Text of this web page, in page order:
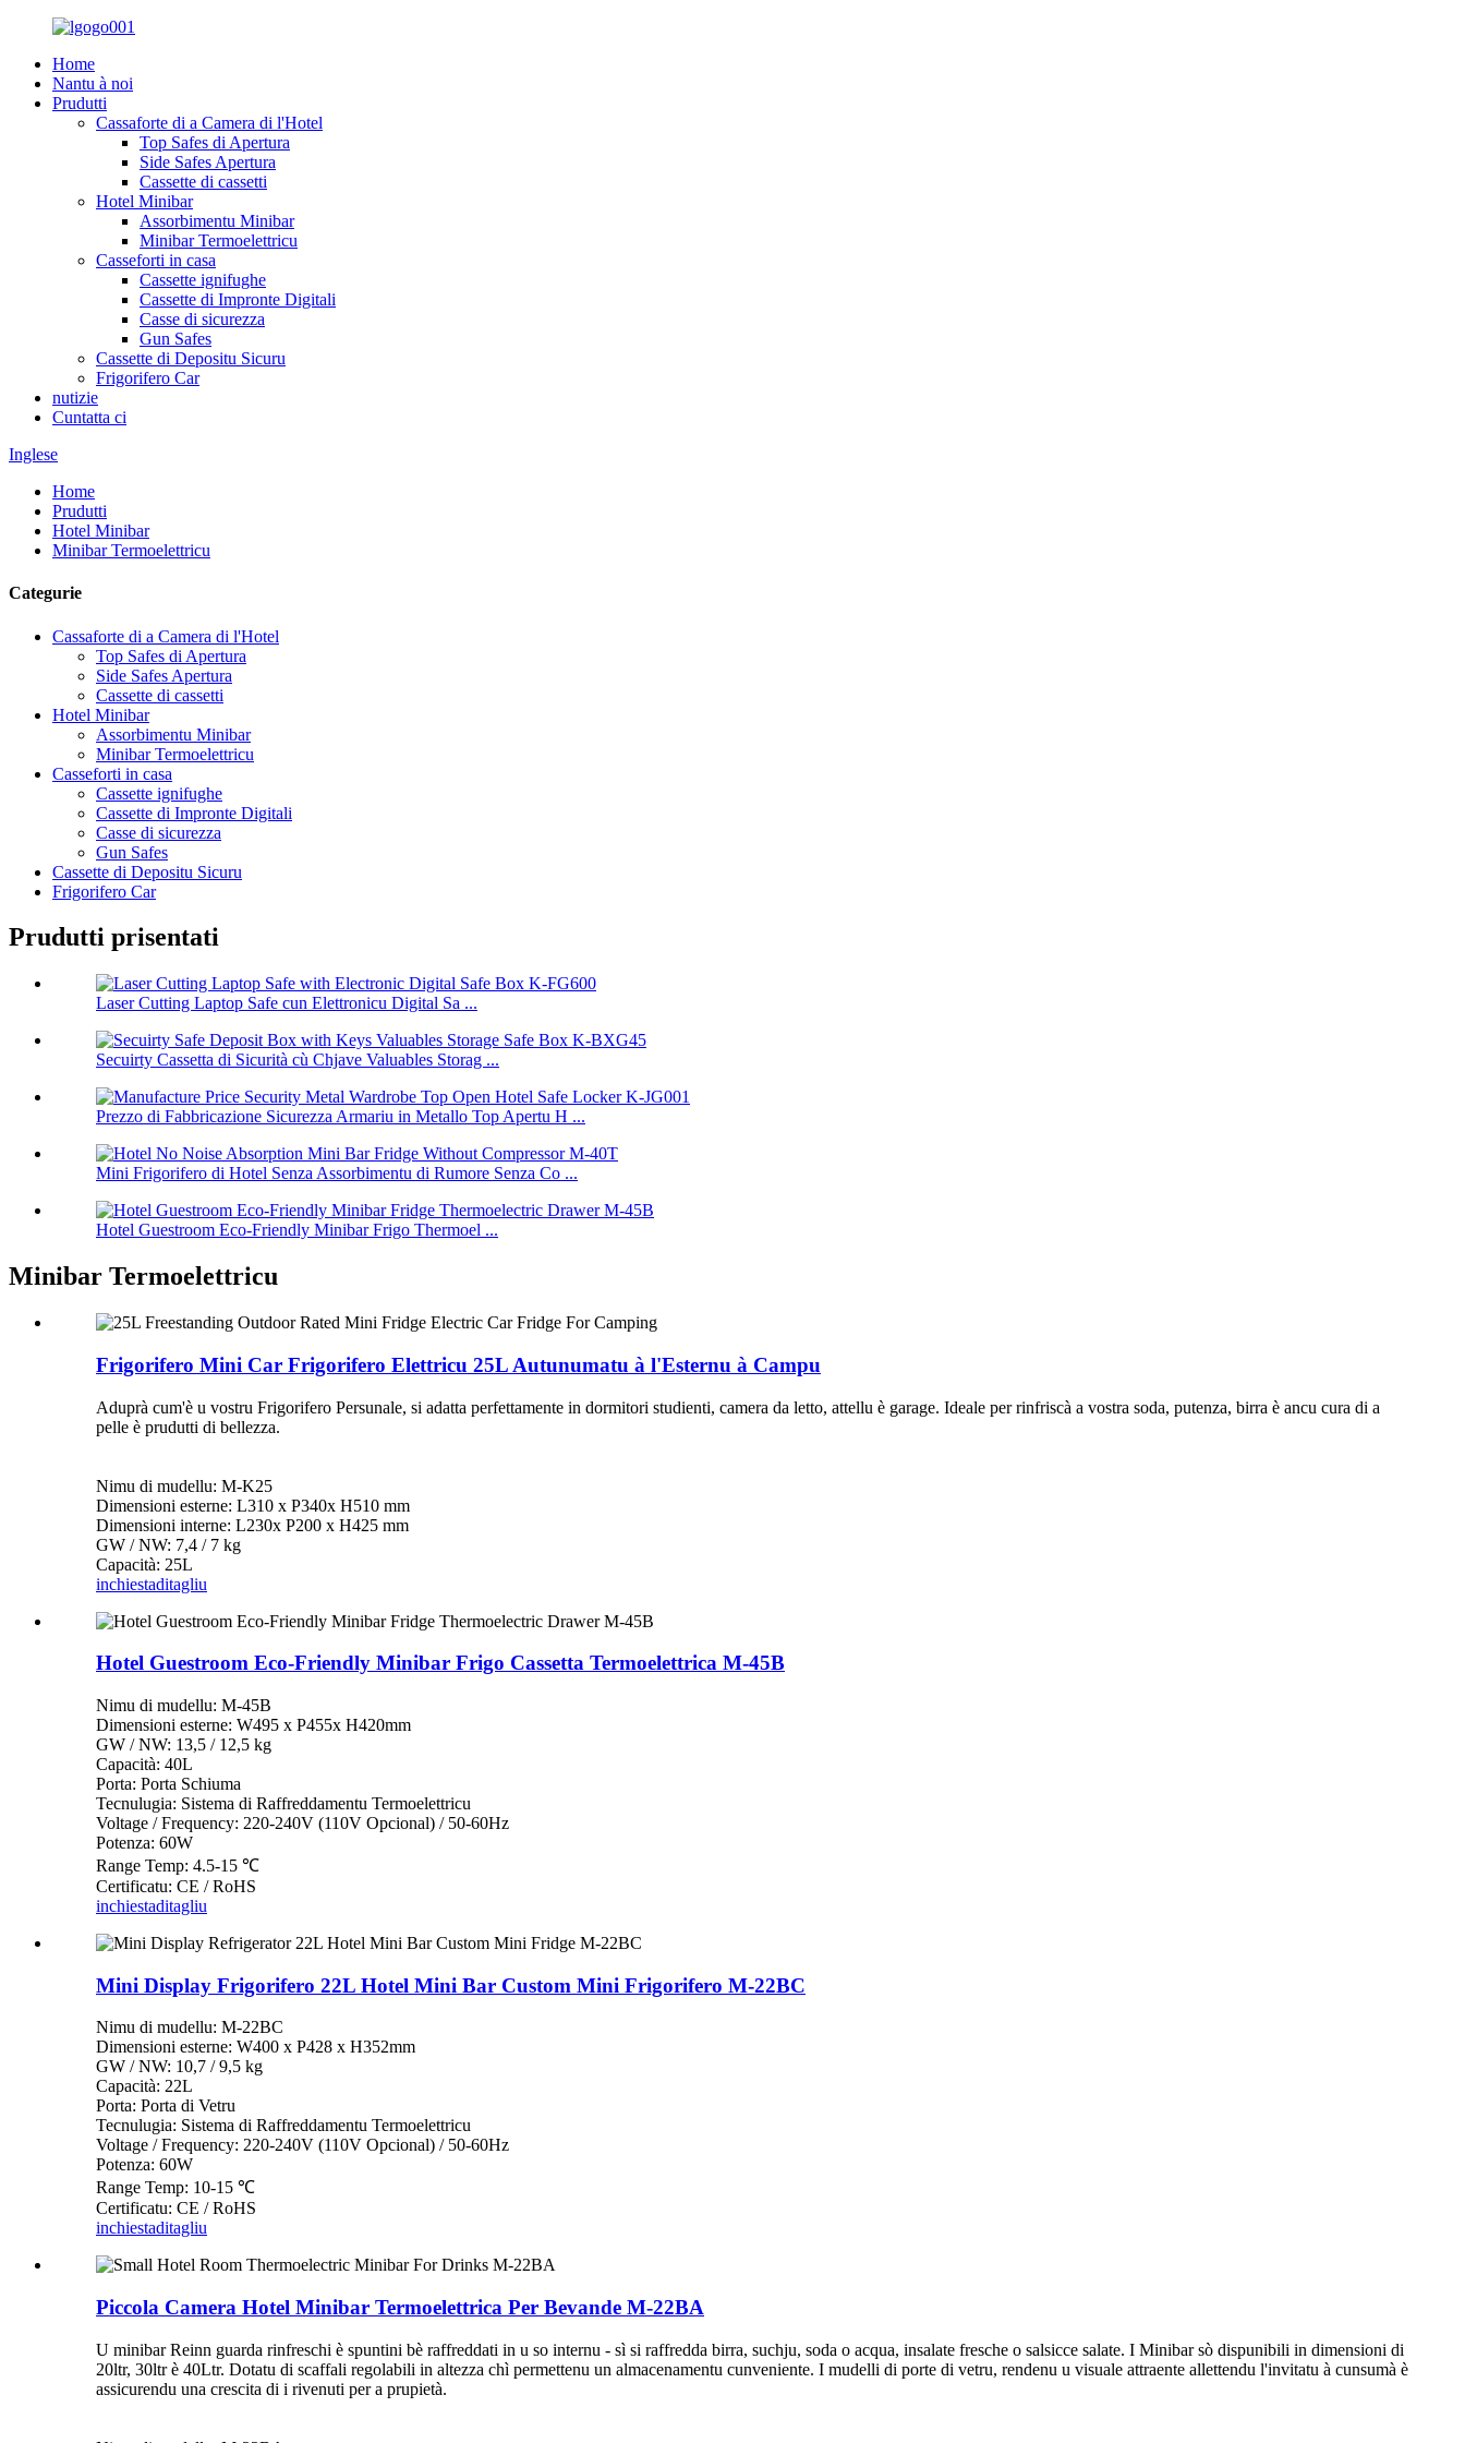
Home
Nantu à noi
Prudutti
Cassaforte di a Camera di l'Hotel
Top Safes di Apertura
Side Safes Apertura
Cassette di cassetti
Hotel Minibar
Assorbimentu Minibar
Minibar Termoelettricu
Casseforti in casa
Cassette ignifughe
Cassette di Impronte Digitali
Casse di sicurezza
Gun Safes
Cassette di Depositu Sicuru
Frigorifero Car
nutizie
Cuntatta ci
Inglese
Home
Prudutti
Hotel Minibar
Minibar Termoelettricu
Categurie
Cassaforte di a Camera di l'Hotel
Top Safes di Apertura
Side Safes Apertura
Cassette di cassetti
Hotel Minibar
Assorbimentu Minibar
Minibar Termoelettricu
Casseforti in casa
Cassette ignifughe
Cassette di Impronte Digitali
Casse di sicurezza
Gun Safes
Cassette di Depositu Sicuru
Frigorifero Car
Prudutti prisentati
Laser Cutting Laptop Safe cun Elettronicu Digital Sa ...
Secuirty Cassetta di Sicurità cù Chjave Valuables Storag ...
Prezzo di Fabbricazione Sicurezza Armariu in Metallo Top Apertu H ...
Mini Frigorifero di Hotel Senza Assorbimentu di Rumore Senza Co ...
Hotel Guestroom Eco-Friendly Minibar Frigo Thermoel ...
Minibar Termoelettricu
Frigorifero Mini Car Frigorifero Elettricu 25L Autunumatu à l'Esternu à Campu
Aduprà cum'è u vostru Frigorifero Persunale, si adatta perfettamente in dormitori studienti, camera da letto, attellu è garage. Ideale per rinfriscà a vostra soda, putenza, birra è ancu cura di a
pelle è prudutti di bellezza.
Nimu di mudellu: M-K25
Dimensioni esterne: L310 x P340x H510 mm
Dimensioni interne: L230x P200 x H425 mm
GW / NW: 7,4 / 7 kg
Capacità: 25L
inchiestaditagliu
Hotel Guestroom Eco-Friendly Minibar Frigo Cassetta Termoelettrica M-45B
Nimu di mudellu: M-45B
Dimensioni esterne: W495 x P455x H420mm
GW / NW: 13,5 / 12,5 kg
Capacità: 40L
Porta: Porta Schiuma
Tecnulugia: Sistema di Raffreddamentu Termoelettricu
Voltage / Frequency: 220-240V (110V Opcional) / 50-60Hz
Potenza: 60W
Range Temp: 4.5-15 ℃
Certificatu: CE / RoHS
inchiestaditagliu
Mini Display Frigorifero 22L Hotel Mini Bar Custom Mini Frigorifero M-22BC
Nimu di mudellu: M-22BC
Dimensioni esterne: W400 x P428 x H352mm
GW / NW: 10,7 / 9,5 kg
Capacità: 22L
Porta: Porta di Vetru
Tecnulugia: Sistema di Raffreddamentu Termoelettricu
Voltage / Frequency: 220-240V (110V Opcional) / 50-60Hz
Potenza: 60W
Range Temp: 10-15 ℃
Certificatu: CE / RoHS
inchiestaditagliu
Piccola Camera Hotel Minibar Termoelettrica Per Bevande M-22BA
U minibar Reinn guarda rinfreschi è spuntini bè raffreddati in u so internu - sì si raffredda birra, suchju, soda o acqua, insalate fresche o salsicce salate. I Minibar sò dispunibili in dimensioni di
20ltr, 30ltr è 40Ltr. Dotatu di scaffali regolabili in altezza chì permettenu un almacenamentu cunveniente. I mudelli di porte di vetru, rendenu u visuale attraente allettendu l'invitatu à cunsumà è
assicurendu una crescita di i rivenuti per a prupietà.